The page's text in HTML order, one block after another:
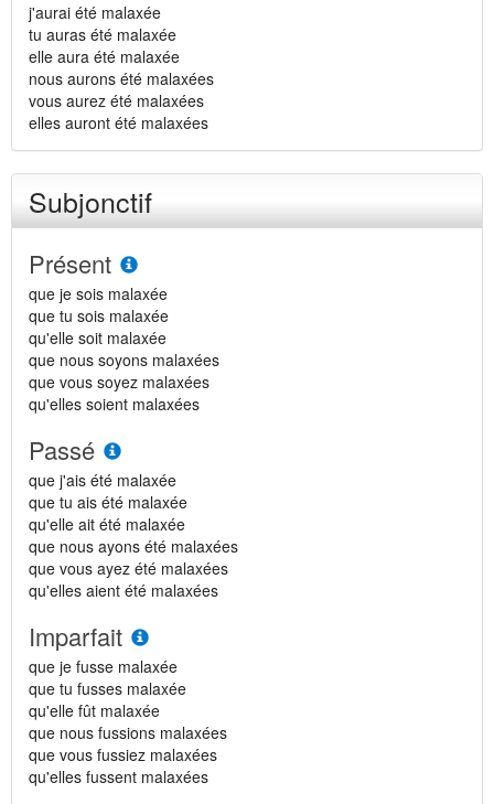
j'aurai été malaxée
tu auras été malaxée
elle aura été malaxée
nous aurons été malaxées
vous aurez été malaxées
elles auront été malaxées
Subjonctif
Présent
que je sois malaxée
que tu sois malaxée
qu'elle soit malaxée
que nous soyons malaxées
que vous soyez malaxées
qu'elles soient malaxées
Passé
que j'ais été malaxée
que tu ais été malaxée
qu'elle ait été malaxée
que nous ayons été malaxées
que vous ayez été malaxées
qu'elles aient été malaxées
Imparfait
que je fusse malaxée
que tu fusses malaxée
qu'elle fût malaxée
que nous fussions malaxées
que vous fussiez malaxées
qu'elles fussent malaxées